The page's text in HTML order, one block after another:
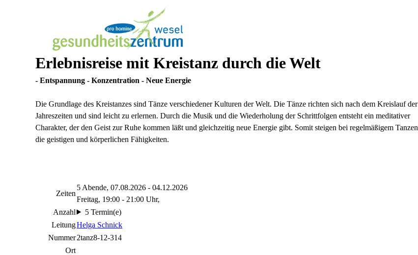
Erlebnisreise mit Kreistanz durch die Welt
- Entspannung - Konzentration - Neue Energie
Die Grundlage des Kreistanzes sind Tänze verschiedener Kulturen der Welt. Die Tänze richten sich nach dem Kreislauf der
Jahreszeiten und sind leicht zu erlernen. Durch die Musik und die Wiederholung der Schrittfolgen entsteht ein meditativer
Charakter, der den Geist zur Ruhe kommen läßt und gleichzeitig neue Energie gibt. Somit steigen bei regelmäßigem Tanzen
die geistigen und körperlichen Fähigkeiten.
Zeiten
5 Abende, 07.08.2026 - 04.12.2026
Freitag, 19:00 - 21:00 Uhr,
Anzahl
5 Termin(e)
LeitungHelga Schnick
Nummer2tanz8-12-314
Ort